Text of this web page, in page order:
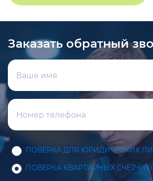
Заказать обратный
ПОВЕРКА ДЛЯ ЮРИДИЧЕСКИХ
ПОВЕРКА КВАРТИРНЫХ